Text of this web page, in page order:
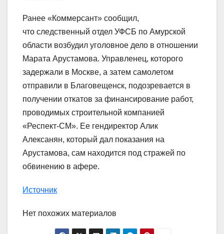
Ранее «Коммерсант» сообщил,
что следственный отдел УФСБ по Амурской
области возбудил уголовное дело в отношении
Марата Арустамова. Управленец, которого
задержали в Москве, а затем самолетом
отправили в Благовещенск, подозревается в
получении откатов за финансирование работ,
проводимых строительной компанией
«Респект-СМ». Ее гендиректор Алик
Алексанян, который дал показания на
Арустамова, сам находится под стражей по
обвинению в афере.
Источник
Нет похожих материалов